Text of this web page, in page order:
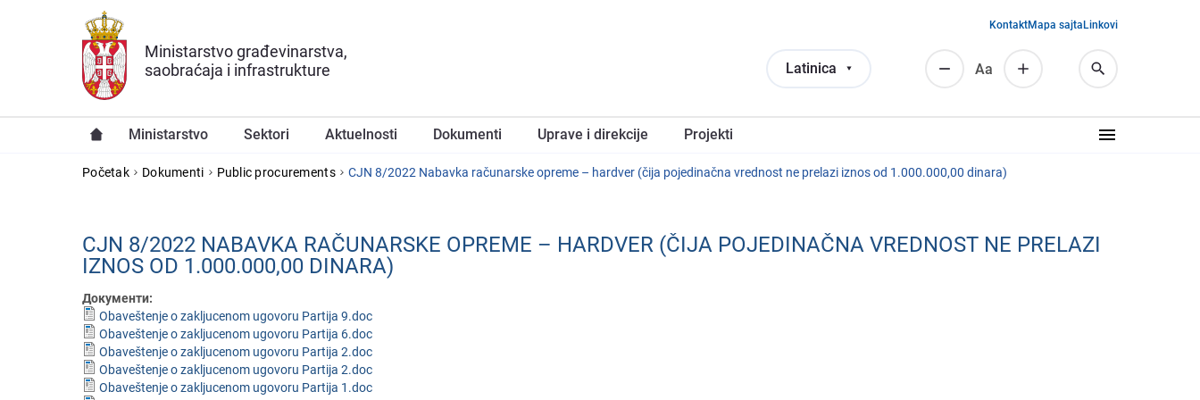
Preskoči na glavni deo sadržaja
Ministarstvo građevinarstva,
saobraćaja i infrastrukture
Latinica Аа
KontaktMapa sajta Linkovi
Ministarstvo Sektori Aktuelnosti Dokumеnti Upravе i direkcije Projеkti
YOU ARE HERE
Početak Dokumenti Public procurements CJN 8/2022 Nabavka računarskе oprеmе – hardvеr (čija pojеdinačna vrеdnost nе prеlazi iznos od 1.000.000,00 dinara)
CJN 8/2022 NABAVKA RAČUNARSKЕ OPRЕMЕ – HARDVЕR (ČIJA POJЕDINAČNA VRЕDNOST NЕ PRЕLAZI
IZNOS OD 1.000.000,00 DINARA)
Документи:
Obaveštenje o zakljucenom ugovoru Partija 9.doc
Obaveštenje o zakljucenom ugovoru Partija 6.doc
Obaveštenje o zakljucenom ugovoru Partija 2.doc
Obaveštenje o zakljucenom ugovoru Partija 2.doc
Obaveštenje o zakljucenom ugovoru Partija 1.doc